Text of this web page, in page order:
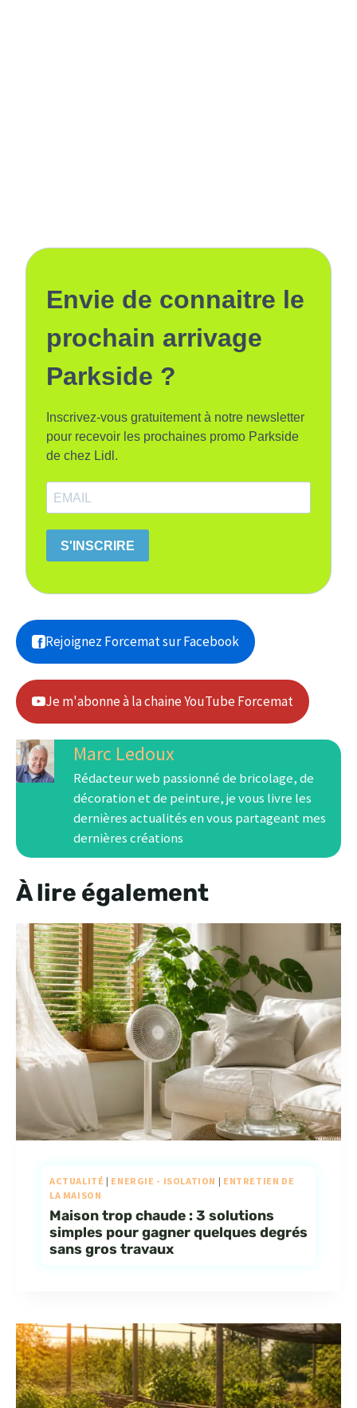
Envie de connaitre le
prochain arrivage
Parkside ?
Inscrivez-vous gratuitement à notre newsletter
pour recevoir les prochaines promo Parkside
de chez Lidl.
S'INSCRIRE
Rejoignez Forcemat sur Facebook
Je m'abonne à la chaine YouTube Forcemat
Marc Ledoux
Rédacteur web passionné de bricolage, de
décoration et de peinture, je vous livre les
dernières actualités en vous partageant mes
dernières créations
À lire également
ACTUALITÉ | ENERGIE - ISOLATION | ENTRETIEN DE
LA MAISON
Maison trop chaude : 3 solutions
simples pour gagner quelques degrés
sans gros travaux